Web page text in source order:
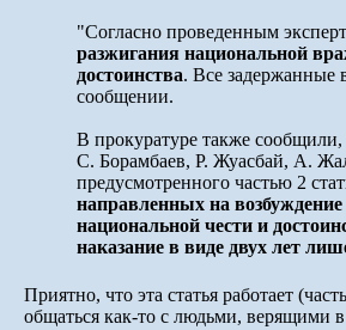
"Согласно проведенным
разжигания национальной
достоинства. Все задержанные
сообщении.
В прокуратуре также сообщили,
С. Борамбаев, Р. Жуасбай, А.
предусмотренного частью 2
направленных на
национальной чести и
наказание в виде двух лет
Приятно, что эта статья работает
общаться как-то с людьми, верящими